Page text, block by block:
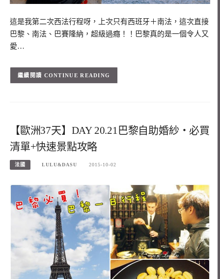
這是我第二次西法行程呀，上次只有西班牙＋南法，這次直接
巴黎、南法、巴賽隆納，超級過癮！！巴黎真的是一個令人又
愛…
CONTINUE READING
【歐洲37天】DAY 20.21巴黎自助婚紗‧必買
清單+快速景點攻略
法國 LULU&DASU 2015-10-02